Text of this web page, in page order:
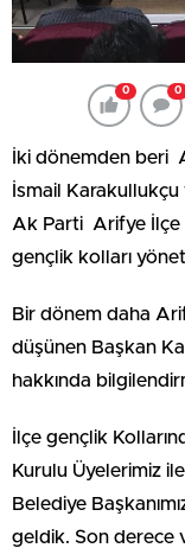
0 0
İki dönemden beri
İsmail Karakullukçu
Ak Parti Arifye İlçe
gençlik kolları
Bir dönem daha
düşünen Başkan
hakkında
İlçe gençlik
Kurulu Üyelerimiz
Belediye
geldik. Son derece